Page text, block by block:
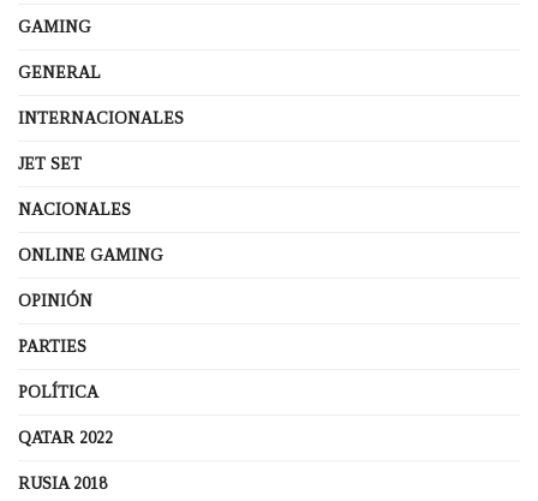
GAMING
GENERAL
INTERNACIONALES
JET SET
NACIONALES
ONLINE GAMING
OPINIÓN
PARTIES
POLÍTICA
QATAR 2022
RUSIA 2018